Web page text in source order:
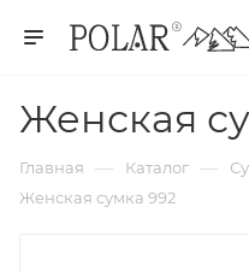
Женская
Главная — Каталог —
Женская сумка 992